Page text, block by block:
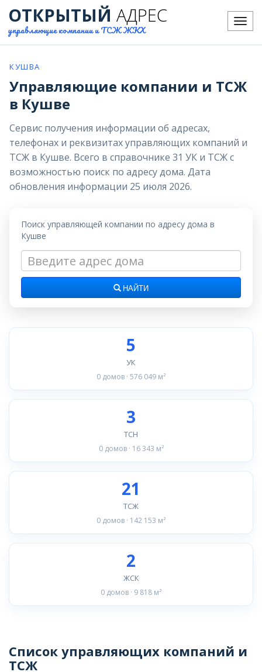
Меню
ОТКРЫТЫЙ АДРЕС
управляющие компании и ТСЖ ЖКХ
КУШВА
Управляющие компании и ТСЖ
в Кушве
Сервис получения информации об адресах,
телефонах и реквизитах управляющих компаний и
ТСЖ в Кушве. Всего в справочнике 31 УК и ТСЖ с
возможностью поиск по адресу дома. Дата
обновления информации 25 июля 2026.
Поиск управляющей компании по адресу дома в
Кушве
НАЙТИ
5
УК
0 домов · 576 049 м²
3
ТСН
0 домов · 16 343 м²
21
ТСЖ
0 домов · 142 153 м²
2
ЖСК
0 домов · 9 818 м²
Список управляющих компаний и
ТСЖ